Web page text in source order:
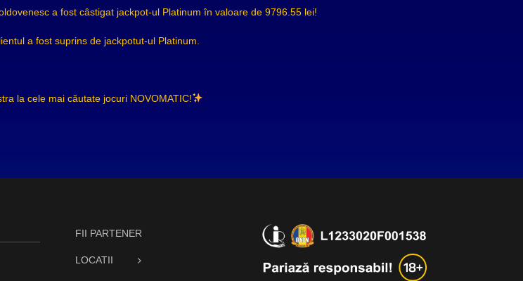
a fost câstigat jackpot-ul Platinum în valoare de 9796.55 lei!
a fost suprins de jackpotut-ul Platinum.
la cele mai căutate jocuri NOVOMATIC!
FII PARTENER
LOCATII